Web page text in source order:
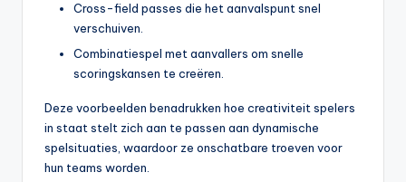
Cross-field passes die het aanvalspunt snel
verschuiven.
Combinatiespel met aanvallers om snelle
scoringskansen te creëren.
Deze voorbeelden benadrukken hoe creativiteit spelers
in staat stelt zich aan te passen aan dynamische
spelsituaties, waardoor ze onschatbare troeven voor
hun teams worden.